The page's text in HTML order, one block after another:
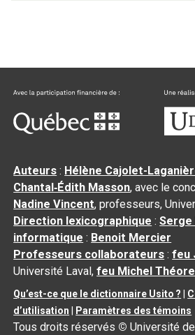
Auteurs : Hélène Cajolet-
Chantal‑Édith Masson, avec le
Nadine Vincent, professeurs,
Direction lexicographique :Serge
informatique : Benoit Mercier
Professeurs collaborateurs :feu
Université Laval,feu Michel
Qu’est-ce que le dictionnaire Usito ?
d’utilisation
Paramètres des témoins
Tous droits réservés © Université